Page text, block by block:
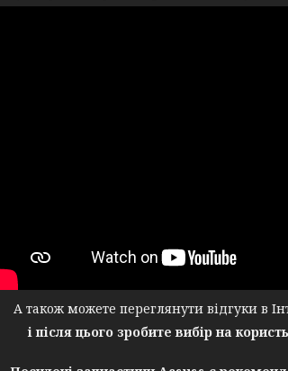
А також можете переглянути відгуки в
і після цього зробите вибір на